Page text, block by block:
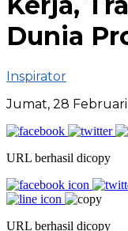
Dunia
Inspirator
Jumat, 28
URL berhasil dicopy
URL berhasil dicopy